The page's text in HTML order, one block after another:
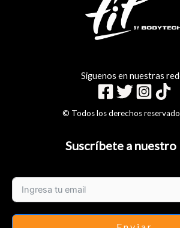
Siguenos en nuestras
© Todos los derechos
Suscríbete a nuestro